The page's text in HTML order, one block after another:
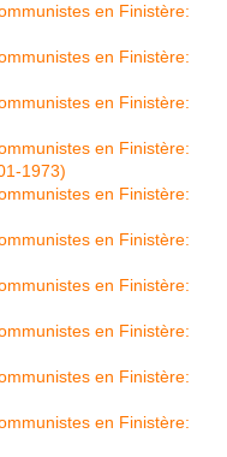
en Finistère:
en Finistère:
en Finistère:
en Finistère:
1973)
en Finistère:
en Finistère:
en Finistère:
en Finistère:
en Finistère:
en Finistère: